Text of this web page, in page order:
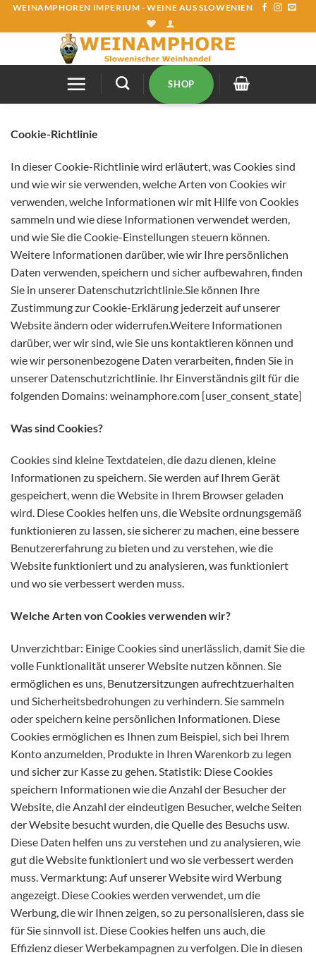
ZumWEINAMPHOREN IMPERIUM - WEINE AUS SLOWENIEN
SHOP
Cookie-Richtlinie
In dieser Cookie-Richtlinie wird erläutert, was Cookies sind
und wie wir sie verwenden, welche Arten von Cookies wir
verwenden, welche Informationen wir mit Hilfe von Cookies
sammeln und wie diese Informationen verwendet werden,
und wie Sie die Cookie-Einstellungen steuern können.
Weitere Informationen darüber, wie wir Ihre persönlichen
Daten verwenden, speichern und sicher aufbewahren, finden
Sie in unserer Datenschutzrichtlinie.Sie können Ihre
Zustimmung zur Cookie-Erklärung jederzeit auf unserer
Website ändern oder widerrufen.Weitere Informationen
darüber, wer wir sind, wie Sie uns kontaktieren können und
wie wir personenbezogene Daten verarbeiten, finden Sie in
unserer Datenschutzrichtlinie. Ihr Einverständnis gilt für die
folgenden Domains: weinamphore.com [user_consent_state]
Was sind Cookies?
Cookies sind kleine Textdateien, die dazu dienen, kleine
Informationen zu speichern. Sie werden auf Ihrem Gerät
gespeichert, wenn die Website in Ihrem Browser geladen
wird. Diese Cookies helfen uns, die Website ordnungsgemäß
funktionieren zu lassen, sie sicherer zu machen, eine bessere
Benutzererfahrung zu bieten und zu verstehen, wie die
Website funktioniert und zu analysieren, was funktioniert
und wo sie verbessert werden muss.
Welche Arten von Cookies verwenden wir?
Unverzichtbar: Einige Cookies sind unerlässlich, damit Sie die
volle Funktionalität unserer Website nutzen können. Sie
ermöglichen es uns, Benutzersitzungen aufrechtzuerhalten
und Sicherheitsbedrohungen zu verhindern. Sie sammeln
oder speichern keine persönlichen Informationen. Diese
Cookies ermöglichen es Ihnen zum Beispiel, sich bei Ihrem
Konto anzumelden, Produkte in Ihren Warenkorb zu legen
und sicher zur Kasse zu gehen. Statistik: Diese Cookies
speichern Informationen wie die Anzahl der Besucher der
Website, die Anzahl der eindeutigen Besucher, welche Seiten
der Website besucht wurden, die Quelle des Besuchs usw.
Diese Daten helfen uns zu verstehen und zu analysieren, wie
gut die Website funktioniert und wo sie verbessert werden
muss. Vermarktung: Auf unserer Website wird Werbung
angezeigt. Diese Cookies werden verwendet, um die
Werbung, die wir Ihnen zeigen, so zu personalisieren, dass sie
für Sie sinnvoll ist. Diese Cookies helfen uns auch, die
Effizienz dieser Werbekampagnen zu verfolgen. Die in diesen